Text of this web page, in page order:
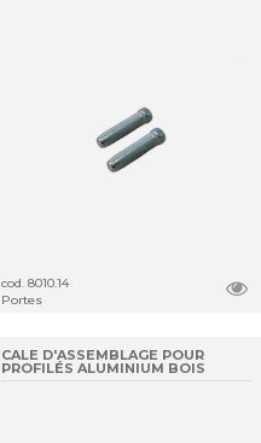
cod. 8010.14
Portes
CALE D'ASSEMBLAGE POUR
PROFILÉS ALUMINIUM BOIS